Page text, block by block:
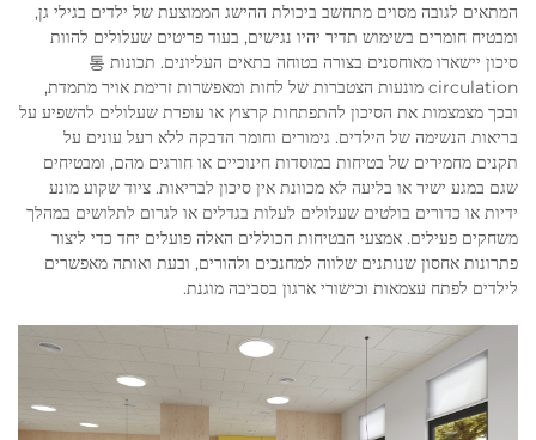
המתאים לגובה מסוים מתחשב ביכולת ההישג הממוצעת של ילדים בגילי גן,
ומבטיח חומרים בשימוש תדיר יהיו נגישים, בעוד פריטים שעלולים להוות
סיכון יישארו מאוחסנים בצורה בטוחה בתאים העליונים. תכונות 통
circulation מונעות הצטברות של לחות ומאפשרות זרימת אויר מתמדת,
ובכך מצמצמות את הסיכון להתפתחות קרצוץ או עופרת שעלולים להשפיע על
בריאות הנשימה של הילדים. גימורים וחומר הדבקה ללא רעל עונים על
תקנים מחמירים של בטיחות במוסדות חינוכיים או חורגים מהם, ומבטיחים
שגם במגע ישיר או בליעה לא מכוונת אין סיכון לבריאות. ציוד שקוע מונע
ידיות או כדורים בולטים שעלולים לעלות בגדלים או לגרום לתלושים במהלך
משחקים פעילים. אמצעי הבטיחות הכוללים האלה פועלים יחד כדי ליצור
פתרונות אחסון שנותנים שלווה למחנכים ולהורים, ובעת ואותה מאפשרים
לילדים לפתח עצמאות וכישורי ארגון בסביבה מוגנת.